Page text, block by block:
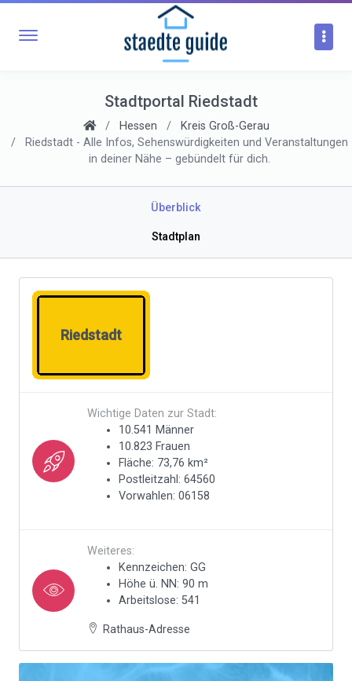
Stadtportal Riedstadt
Hessen
Kreis Groß-Gerau
Riedstadt - Alle Infos, Sehenswürdigkeiten und Veranstaltungen
in deiner Nähe – gebündelt für dich.
Überblick
Stadtplan
Riedstadt
Wichtige Daten zur Stadt:
10.541 Männer
10.823 Frauen
Fläche: 73,76 km²
Postleitzahl: 64560
Vorwahlen: 06158
Weiteres:
Kennzeichen: GG
Höhe ü. NN: 90 m
Arbeitslose: 541
Rathaus-Adresse